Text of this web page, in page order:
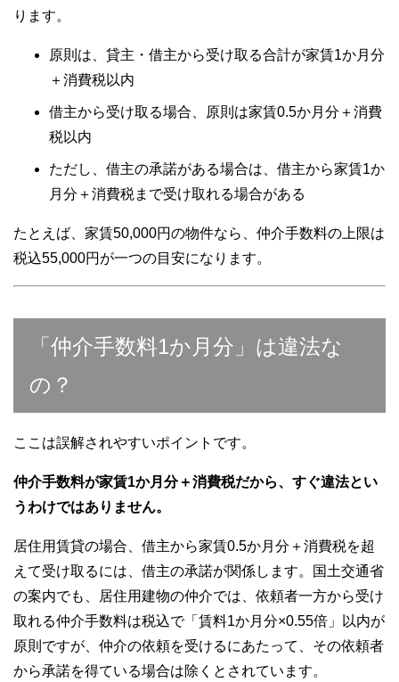
ります。
原則は、貸主・借主から受け取る合計が家賃1か月分
＋消費税以内
借主から受け取る場合、原則は家賃0.5か月分＋消費
税以内
ただし、借主の承諾がある場合は、借主から家賃1か
月分＋消費税まで受け取れる場合がある
たとえば、家賃50,000円の物件なら、仲介手数料の上限は
税込55,000円が一つの目安になります。
「仲介手数料1か月分」は違法な
の？
ここは誤解されやすいポイントです。
仲介手数料が家賃1か月分＋消費税だから、すぐ違法とい
うわけではありません。
居住用賃貸の場合、借主から家賃0.5か月分＋消費税を超
えて受け取るには、借主の承諾が関係します。国土交通省
の案内でも、居住用建物の仲介では、依頼者一方から受け
取れる仲介手数料は税込で「賃料1か月分×0.55倍」以内が
原則ですが、仲介の依頼を受けるにあたって、その依頼者
から承諾を得ている場合は除くとされています。